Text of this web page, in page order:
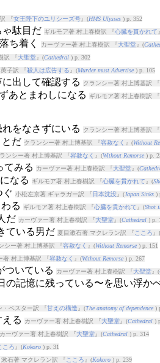
『女王陛下のユリシーズ号』(HMS Ulysses) p. 352
ゃ駄目だ ギルモア著 村上春樹訳 『心臓を貫かれて
ち着く カーヴァー著 村上春樹訳 『 大聖堂』(
訳 『 大聖堂』(Cathedral) p. 302
子訳 『殺人は広告する 』(Murder must Advertise) p. 105
出して確認する クランシー著 村上博基訳 『
あとまわしになる ギルモア著 村上春樹訳 『
をなさずにいる クランシー著 村上博基訳 『
だ クランシー著 村上博基訳 『容赦なく 』(Without
ンシー著 村上博基訳 『容赦なく 』(Without Remorse) p.
てみる カーヴァー著 村上春樹訳 『 大聖堂』(
なる ギルモア著 村上春樹訳 『心臓を貫かれて 』(
ぐ 小松左京著 ギャラガー訳 『 日本沈没』(Japan Sinks)
る ギルモア著 村上春樹訳 『心臓を貫かれて 』(Shot
だ カーヴァー著 村上春樹訳 『 大聖堂』(Cathedral) p.
ている男だ 夏目漱石著 マクレラン訳 『 こころ 』(
シー著 村上博基訳 『容赦なく 』(Without Remorse) p. 151
著 村上博基訳 『容赦なく 』(Without Remorse) p. 267
ついている カーヴァー著 村上春樹訳 『 大聖堂』(
の記憶に残っている〜を思い浮か
・ベスター訳 『甘えの構造 』(The anatomy of dependence)
る カーヴァー著 村上春樹訳 『 大聖堂』(Cathedral)
カーヴァー著 村上春樹訳 『 大聖堂』(Cathedral) p. 314
ころ 』(Kokoro) p. 31
漱石著 マクレラン訳 『 こころ 』(Kokoro) p. 239